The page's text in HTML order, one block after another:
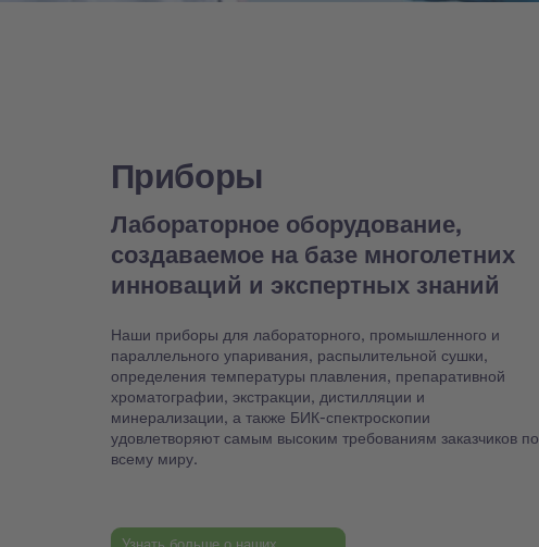
Приборы
Лабораторное оборудование,
создаваемое на базе многолетних
инноваций и экспертных знаний
Наши приборы для лабораторного, промышленного и
параллельного упаривания, распылительной сушки,
определения температуры плавления, препаративной
хроматографии, экстракции, дистилляции и
минерализации, а также БИК-спектроскопии
удовлетворяют самым высоким требованиям заказчиков по
всему миру.